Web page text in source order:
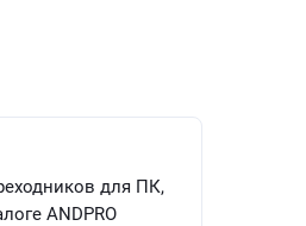
для ПК,
ANDPRO